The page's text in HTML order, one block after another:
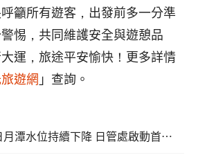
籲所有遊客，出發前多一分準
惕，共同維護安全與遊憩品
運，旅途平安愉快！更多詳情
遊網 」查詢。
水位持續下降 日管處啟動首波碼頭應變措施：引橋防滑設施、保全引導確保安全